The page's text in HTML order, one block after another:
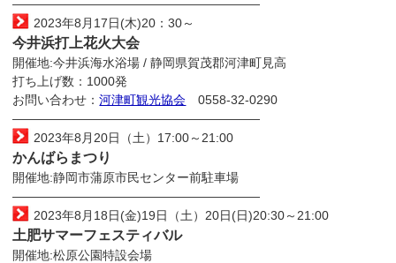
————————————————————
2023年8月17日(木)20：30～
今井浜打上花火大会
開催地:今井浜海水浴場 / 静岡県賀茂郡河津町見高
打ち上げ数：1000発
お問い合わせ：河津町観光協会 0558-32-0290
————————————————————
2023年8月20日（土）17:00～21:00
かんばらまつり
開催地:静岡市蒲原市民センター前駐車場
————————————————————
2023年8月18日(金)19日（土）20日(日)20:30～21:00
土肥サマーフェスティバル
開催地:松原公園特設会場